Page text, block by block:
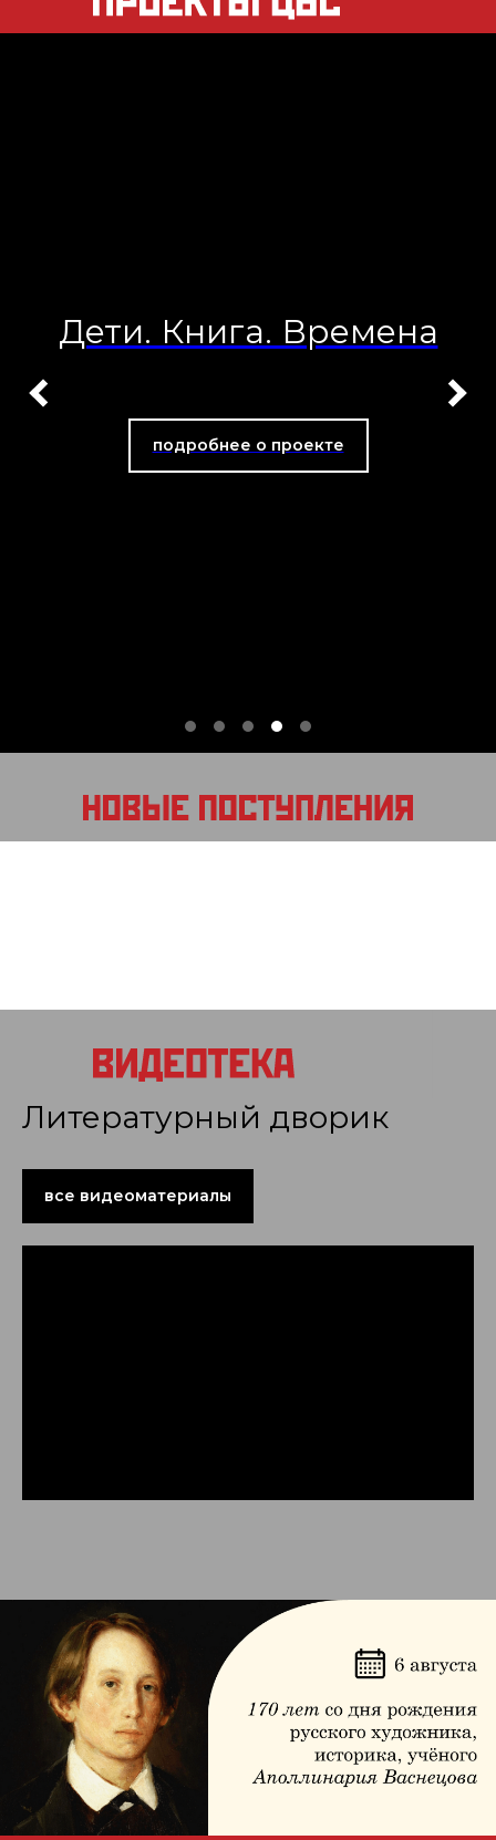
Дети. Книга. Времена
подробнее о проекте
Литературный дворик
все видеоматериалы